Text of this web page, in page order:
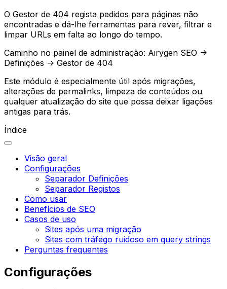
O Gestor de 404 regista pedidos para páginas não
encontradas e dá-lhe ferramentas para rever, filtrar e
limpar URLs em falta ao longo do tempo.
Caminho no painel de administração: Airygen SEO ->
Definições -> Gestor de 404
Este módulo é especialmente útil após migrações,
alterações de permalinks, limpeza de conteúdos ou
qualquer atualização do site que possa deixar ligações
antigas para trás.
Índice
Visão geral
Configurações
Separador Definições
Separador Registos
Como usar
Benefícios de SEO
Casos de uso
Sites após uma migração
Sites com tráfego ruidoso em query strings
Perguntas frequentes
Configurações